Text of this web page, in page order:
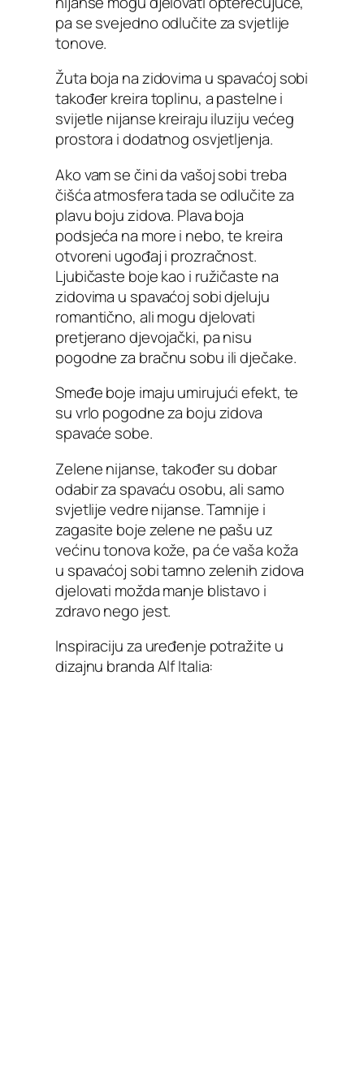
pa se svejedno odlučite za svjetlije
tonove.
Žuta boja na zidovima u spavaćoj sobi
također kreira toplinu, a pastelne i
svijetle nijanse kreiraju iluziju većeg
prostora i dodatnog osvjetljenja.
Ako vam se čini da vašoj sobi treba
čišća atmosfera tada se odlučite za
plavu boju zidova. Plava boja
podsjeća na more i nebo, te kreira
otvoreni ugođaj i prozračnost.
Ljubičaste boje kao i ružičaste na
zidovima u spavaćoj sobi djeluju
romantično, ali mogu djelovati
pretjerano djevojački, pa nisu
pogodne za bračnu sobu ili dječake.
Smeđe boje imaju umirujući efekt, te
su vrlo pogodne za boju zidova
spavaće sobe.
Zelene nijanse, također su dobar
odabir za spavaću osobu, ali samo
svjetlije vedre nijanse. Tamnije i
zagasite boje zelene ne pašu uz
većinu tonova kože, pa će vaša koža
u spavaćoj sobi tamno zelenih zidova
djelovati možda manje blistavo i
zdravo nego jest.
Inspiraciju za uređenje potražite u
dizajnu branda Alf Italia: